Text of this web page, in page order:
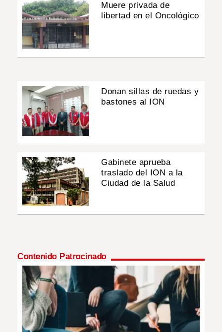
Muere privada de
libertad en el Oncológico
Donan sillas de ruedas y
bastones al ION
Gabinete aprueba
traslado del ION a la
Ciudad de la Salud
Contenido Patrocinado